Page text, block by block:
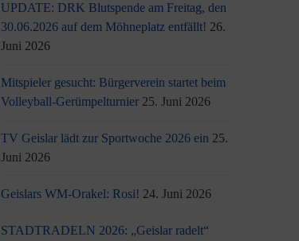
UPDATE: DRK Blutspende am Freitag, den
30.06.2026 auf dem Möhneplatz entfällt! 26.
Juni 2026
Mitspieler gesucht: Bürgerverein startet beim
Volleyball-Gerümpelturnier 25. Juni 2026
TV Geislar lädt zur Sportwoche 2026 ein 25.
Juni 2026
Geislars WM-Orakel: Rosi! 24. Juni 2026
STADTRADELN 2026: „Geislar radelt“